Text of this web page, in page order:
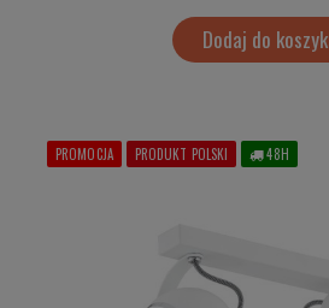
Dodaj do
PROMOCJA PRODUKT POLSKI 48H